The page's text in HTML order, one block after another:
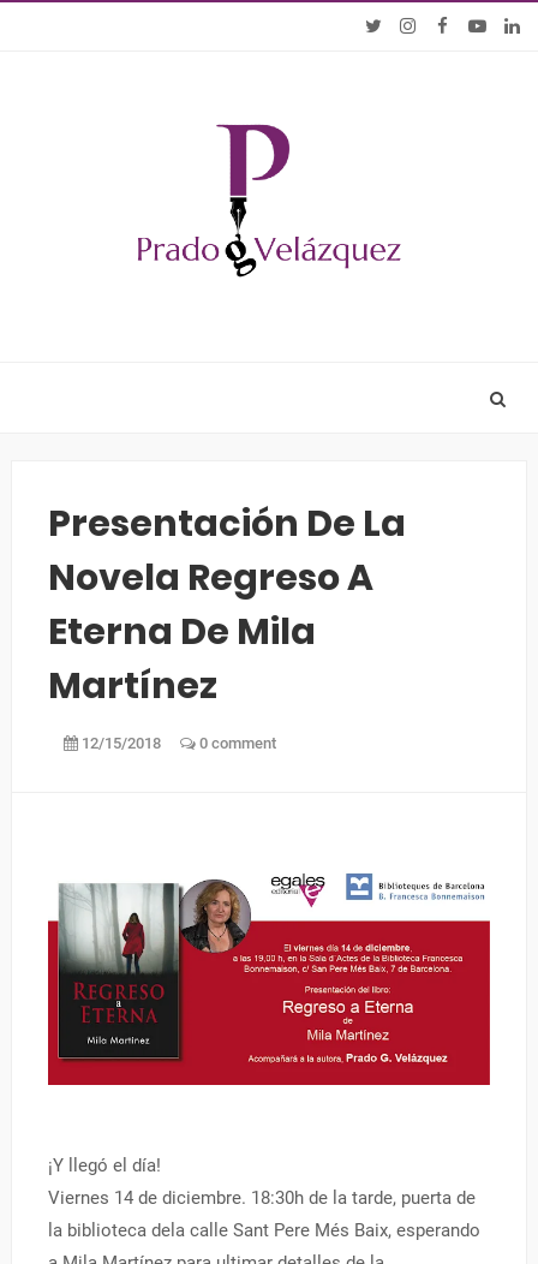
Presentación De La
Novela Regreso A
Eterna De Mila
Martínez
12/15/2018 0 comment
¡Y llegó el día!
Viernes 14 de diciembre. 18:30h de la tarde, puerta de
la biblioteca dela calle Sant Pere Més Baix, esperando